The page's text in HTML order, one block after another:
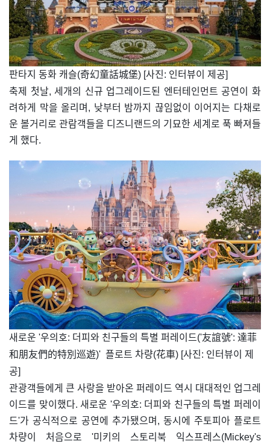
​판타지 동화 캐슬(奇幻童話城堡) [사진: 인터뷰이 제공]
축제 첫날, 세개의 신규 업그레이드된 엔터테인먼트 공연이 화
려하게 막을 올리며, 낮부터 밤까지 끊임없이 이어지는 다채로
운 볼거리로 관람객들을 디즈니랜드의 기묘한 세계로 푹 빠져들
게 했다.
​새로운 '우의호: 더피와 친구들의 특별 퍼레이드('友誼號': 達菲
和朋友們的特別巡遊)' 플로트 차량(花車) [사진: 인터뷰이 제
공]
관광객들에게 큰 사랑을 받아온 퍼레이드 역시 대대적인 업그레
이드를 맞이했다. 새로운 '우의호: 더피와 친구들의 특별 퍼레이
드'가 공식적으로 공연에 추가됐으며, 동시에 주토피아 플로트
차량이 처음으로 '미키의 스토리북 익스프레스(Mickey's